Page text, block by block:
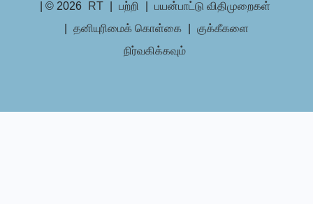
| © 2026 RT பற்றி
பயன்பாட்டு விதிமுறைகள்
தனியுரிமைக் கொள்கை
குக்கீகளை
நிர்வகிக்கவும்